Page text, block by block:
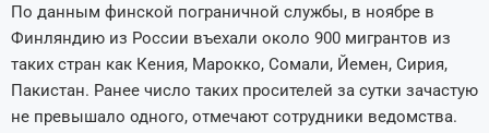
По данным финской пограничной службы, в ноябре в
Финляндию из России въехали около 900 мигрантов из
таких стран как Кения, Марокко, Сомали, Йемен, Сирия,
Пакистан. Ранее число таких просителей за сутки зачастую
не превышало одного, отмечают сотрудники ведомства.